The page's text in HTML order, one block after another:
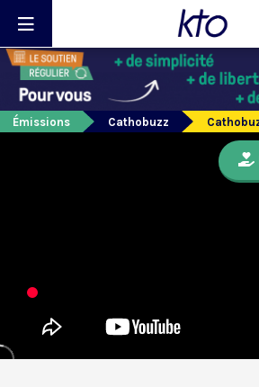
Émissions Cathobuzz